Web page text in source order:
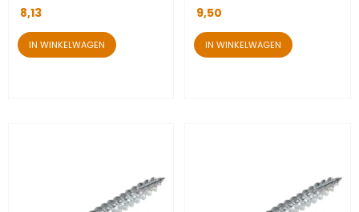
8,13
IN WINKELWAGEN
9,50
IN WINKELWAGEN